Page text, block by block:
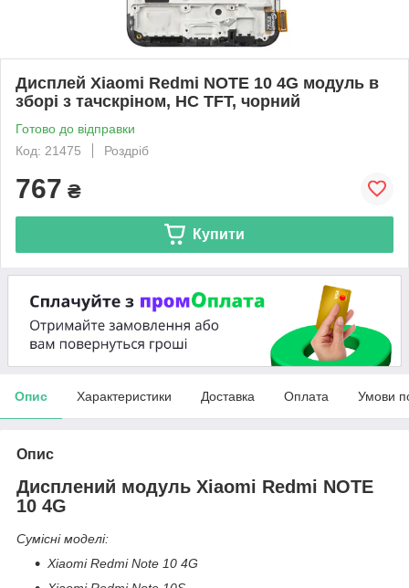
Дисплей Xiaomi Redmi NOTE 10 4G модуль в
зборі з тачскріном, HC TFT, чорний
Готово до відправки
Код: 21475
Роздріб
767 ₴
Купити
Опис Характеристики Доставка Оплата Умови
Опис
Дисплений модуль Xiaomi Redmi NOTE
10 4G
Сумісні моделі:
Xiaomi Redmi Note 10 4G